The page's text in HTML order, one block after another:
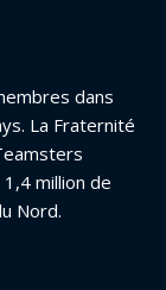
dans
La Fraternité
million de
Nord.